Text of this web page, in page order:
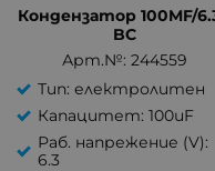
Кондензатор 100MF/
BC
Арт.№: 244559
Тип: електролитен
Капацитет: 100uF
Раб. напрежение (V):
6.3